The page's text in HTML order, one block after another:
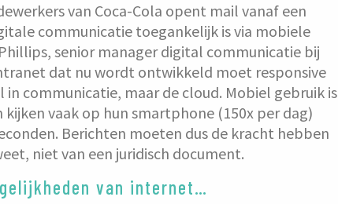
van Coca-Cola opent mail vanaf een
communicatie toegankelijk is via mobiele
senior manager digital communicatie bij
dat nu wordt ontwikkeld moet responsive
in communicatie, maar de cloud. Mobiel gebruik is
vaak op hun smartphone (150x per dag)
Berichten moeten dus de kracht hebben
niet van een juridisch document.
van internet…